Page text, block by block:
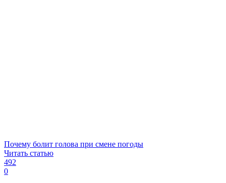
Почему болит голова при смене погоды
Читать статью
492
0